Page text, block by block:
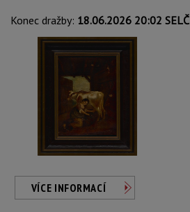
Konec dražby: 18.06.2026 20:02 SELČ
VÍCE INFORMACÍ